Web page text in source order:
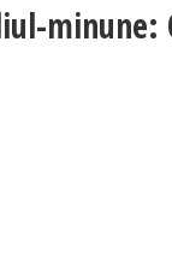
minune: